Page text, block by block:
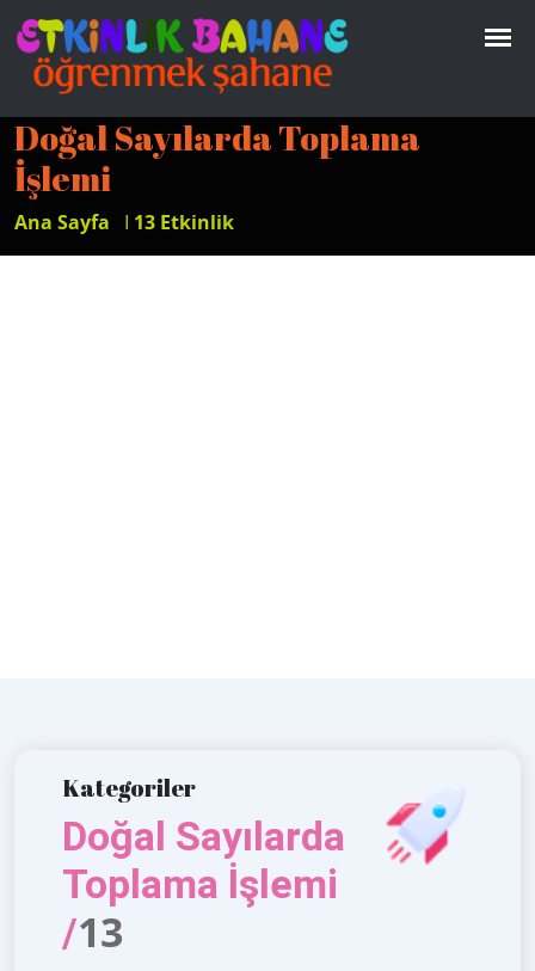
Doğal Sayılarda Toplama
İşlemi
Ana Sayfa I 13 Etkinlik
Kategoriler
Doğal Sayılarda
Toplama İşlemi
/13